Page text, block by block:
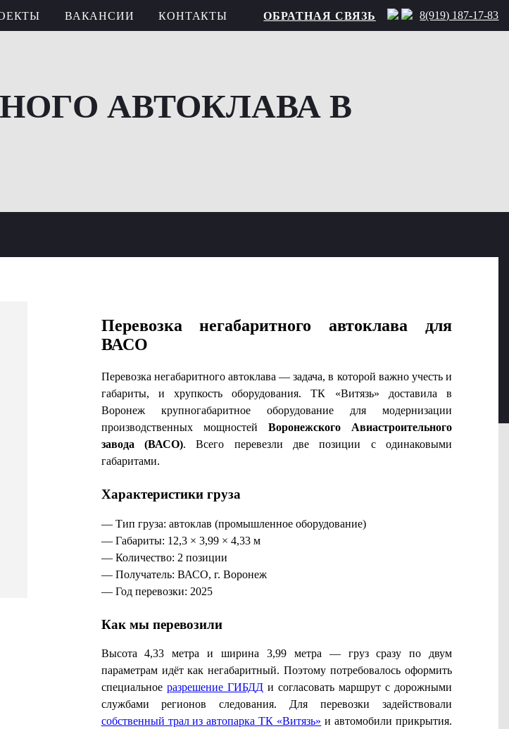
ВАКАНСИИ КОНТАКТЫ ОБРАТНАЯ СВЯЗЬ 8(919) 187-17-83
АВТОКЛАВА В
Перевозка негабаритного автоклава для
ВАСО
Перевозка негабаритного автоклава — задача, в которой важно учесть и
габариты, и хрупкость оборудования. ТК «Витязь» доставила в
Воронеж крупногабаритное оборудование для модернизации
производственных мощностей Воронежского Авиастроительного
завода (ВАСО). Всего перевезли две позиции с одинаковыми
габаритами.
Характеристики груза
— Тип груза: автоклав (промышленное оборудование)
— Габариты: 12,3 × 3,99 × 4,33 м
— Количество: 2 позиции
— Получатель: ВАСО, г. Воронеж
— Год перевозки: 2025
Как мы перевозили
Высота 4,33 метра и ширина 3,99 метра — груз сразу по двум
параметрам идёт как негабаритный. Поэтому потребовалось оформить
специальное разрешение ГИБДДи согласовать маршрут с дорожными
службами регионов следования. Для перевозки задействовали
собственный трал из автопарка ТК «Витязь» и автомобили прикрытия.